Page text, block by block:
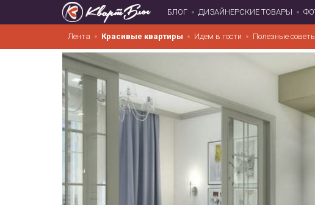
БЛОГ ДИЗАЙНЕРСКИЕ ТОВАРЫ
Лента Красивые квартиры Идем в гости Полезные